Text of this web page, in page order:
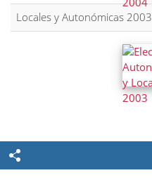
Locales y Autonómicas 2003